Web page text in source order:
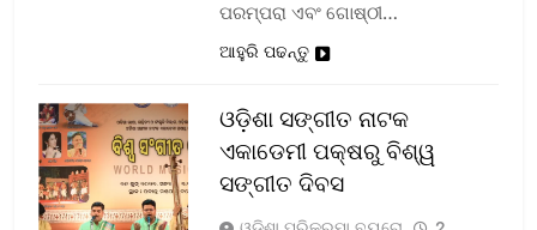
ପରମ୍ପରା ଏବଂ ଗୋଷ୍ଠୀ…
ଆହୁରି ପଢନ୍ତୁ
ଓଡ଼ିଶା ସଙ୍ଗୀତ ନାଟକ
ଏକାଡେମୀ ପକ୍ଷରୁ ବିଶ୍ୱ
ସଙ୍ଗୀତ ଦିବସ